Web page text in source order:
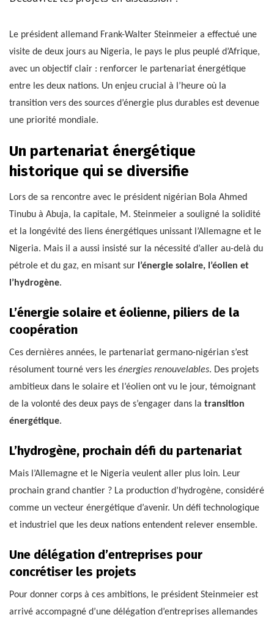
Le président allemand Frank-Walter Steinmeier a effectué une
visite de deux jours au Nigeria, le pays le plus peuplé d’Afrique,
avec un objectif clair : renforcer le partenariat énergétique
entre les deux nations. Un enjeu crucial à l’heure où la
transition vers des sources d’énergie plus durables est devenue
une priorité mondiale.
Un partenariat énergétique
historique qui se diversifie
Lors de sa rencontre avec le président nigérian Bola Ahmed
Tinubu à Abuja, la capitale, M. Steinmeier a souligné la solidité
et la longévité des liens énergétiques unissant l’Allemagne et le
Nigeria. Mais il a aussi insisté sur la nécessité d’aller au-delà du
pétrole et du gaz, en misant sur l’énergie solaire, l’éolien et
l’hydrogène.
L’énergie solaire et éolienne, piliers de la
coopération
Ces dernières années, le partenariat germano-nigérian s’est
résolument tourné vers les énergies renouvelables. Des projets
ambitieux dans le solaire et l’éolien ont vu le jour, témoignant
de la volonté des deux pays de s’engager dans la transition
énergétique.
L’hydrogène, prochain défi du partenariat
Mais l’Allemagne et le Nigeria veulent aller plus loin. Leur
prochain grand chantier ? La production d’hydrogène, considéré
comme un vecteur énergétique d’avenir. Un défi technologique
et industriel que les deux nations entendent relever ensemble.
Une délégation d’entreprises pour
concrétiser les projets
Pour donner corps à ces ambitions, le président Steinmeier est
arrivé accompagné d’une délégation d’entreprises allemandes